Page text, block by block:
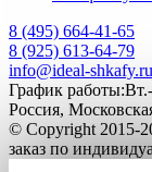
8 (495) 664-41-65
8 (925) 613-64-79
info@ideal-shkafy.ru
График
Россия,
© Copyright 2015-
заказ по